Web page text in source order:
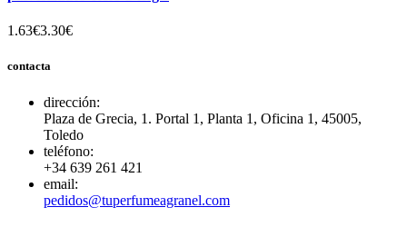
1.63€3.30€
contacta
dirección:
Plaza de Grecia, 1. Portal 1, Planta 1, Oficina 1, 45005,
Toledo
teléfono:
+34 639 261 421
email:
pedidos@tuperfumeagranel.com